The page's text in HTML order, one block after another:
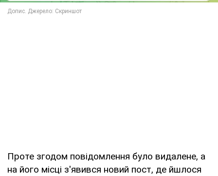
Проте згодом повідомлення було видалене, а
на його місці з'явився новий пост, де йшлося